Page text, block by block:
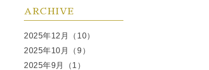
ARCHIVE
2025年12月（10）
2025年10月（9）
2025年9月（1）